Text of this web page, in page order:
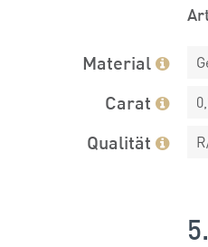
Material
Carat
Qualität